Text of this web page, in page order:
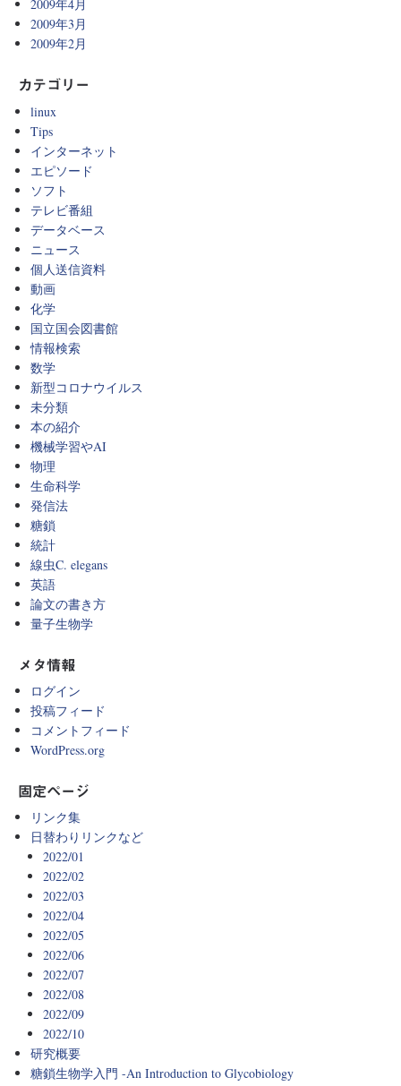
2009年4月
2009年3月
2009年2月
カテゴリー
linux
Tips
インターネット
エピソード
ソフト
テレビ番組
データベース
ニュース
個人送信資料
動画
化学
国立国会図書館
情報検索
数学
新型コロナウイルス
未分類
本の紹介
機械学習やAI
物理
生命科学
発信法
糖鎖
統計
線虫C. elegans
英語
論文の書き方
量子生物学
メタ情報
ログイン
投稿フィード
コメントフィード
WordPress.org
固定ページ
リンク集
日替わりリンクなど
2022/01
2022/02
2022/03
2022/04
2022/05
2022/06
2022/07
2022/08
2022/09
2022/10
研究概要
糖鎖生物学入門 -An Introduction to Glycobiology